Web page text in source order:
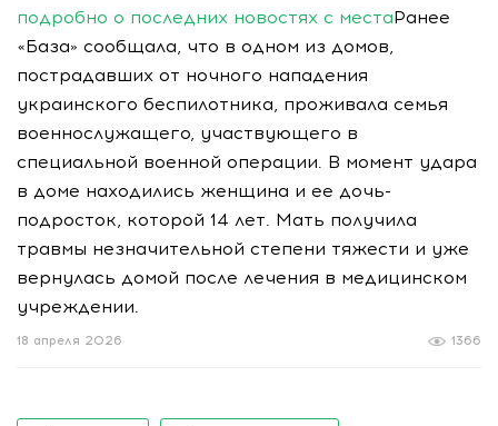
подробно о последних новостях с местаРанее
«База» сообщала, что в одном из домов,
пострадавших от ночного нападения
украинского беспилотника, проживала семья
военнослужащего, участвующего в
специальной военной операции. В момент удара
в доме находились женщина и ее дочь-
подросток, которой 14 лет. Мать получила
травмы незначительной степени тяжести и уже
вернулась домой после лечения в медицинском
учреждении.
1366
18 апреля 2026